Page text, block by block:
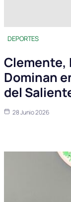
DEPORTES
Clemente,
Dominan
del
28 Junio 2026